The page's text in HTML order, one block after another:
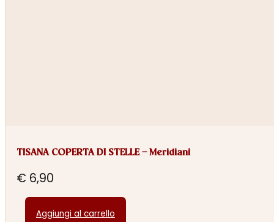
TISANA COPERTA DI STELLE – Meridiani
€ 6,90
Aggiungi al carrello